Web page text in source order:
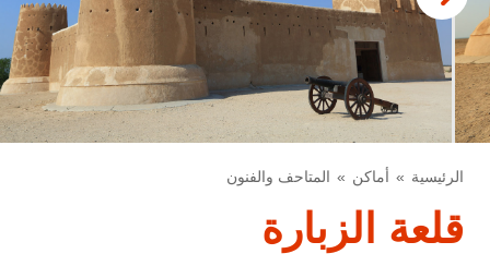
الرئيسية أماكن المتاحف والفنون
قلعة الزبارة